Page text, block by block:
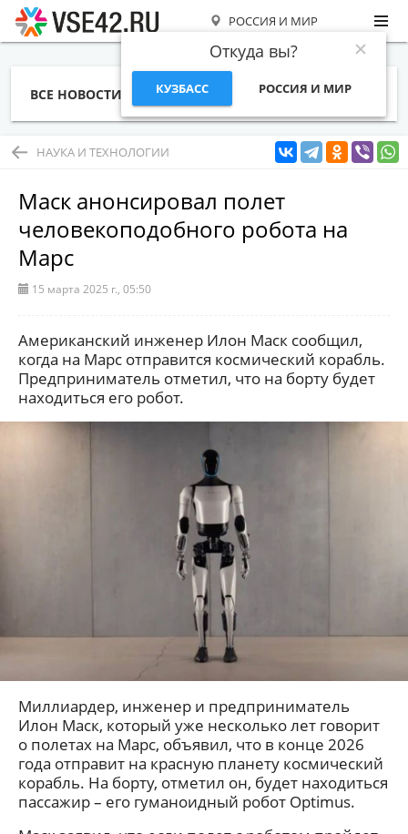
РОССИЯ И МИР
Откуда вы?
КУЗБАСС РОССИЯ И МИР
ВСЕ НОВОСТИ СТАТЬИ ТЕМЫ ФОТО
НАУКА И ТЕХНОЛОГИИ
Маск анонсировал полет
человекоподобного робота на
Марс
15 марта 2025 г., 05:50
Американский инженер Илон Маск сообщил,
когда на Марс отправится космический корабль.
Предприниматель отметил, что на борту будет
находиться его робот.
Миллиардер, инженер и предприниматель
Илон Маск, который уже несколько лет говорит
о полетах на Марс, объявил, что в конце 2026
года отправит на красную планету космический
корабль. На борту, отметил он, будет находиться
пассажир – его гуманоидный робот Optimus.